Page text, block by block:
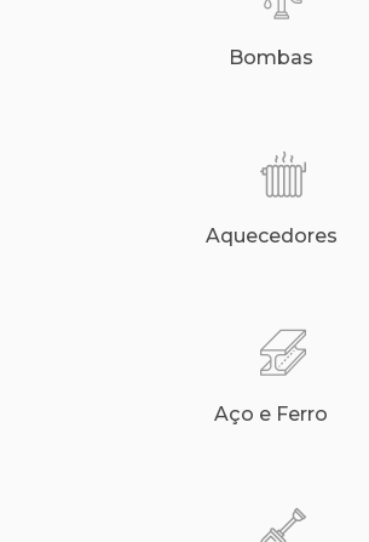
Bombas
Aquecedores
Aço e Ferro